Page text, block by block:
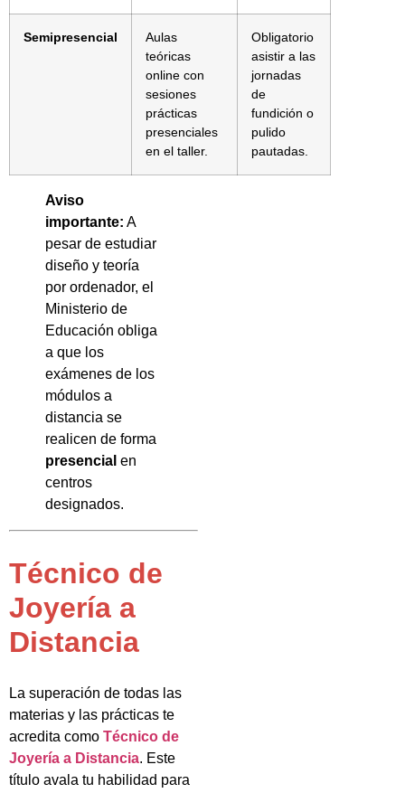
Semipresencial
Aulas
teóricas
online con
sesiones
prácticas
presenciales
en el taller.
Obligatorio
asistir a las
jornadas
de
fundición o
pulido
pautadas.
Aviso
importante: A
pesar de estudiar
diseño y teoría
por ordenador, el
Ministerio de
Educación obliga
a que los
exámenes de los
módulos a
distancia se
realicen de forma
presencial en
centros
designados.
Técnico de
Joyería a
Distancia
La superación de todas las
materias y las prácticas te
acredita como Técnico de
Joyería a Distancia. Este
título avala tu habilidad para